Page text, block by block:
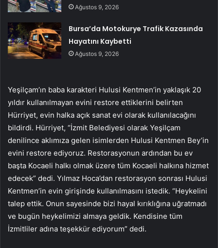
Ağustos 9, 2026
Bursa’da Motokurye Trafik Kazasında
Hayatını Kaybetti
Ağustos 9, 2026
Yeşilçam’ın baba karakteri Hulusi Kentmen’in yaklaşık 20
yıldır kullanılmayan evini restore ettiklerini belirten
Hürriyet, evin halka açık sanat evi olarak kullanılacağını
bildirdi. Hürriyet, “İzmit Belediyesi olarak Yeşilçam
denilince aklımıza gelen isimlerden Hulusi Kentmen Bey’in
evini restore ediyoruz. Restorasyonun ardından bu ev
başta Kocaeli halkı olmak üzere tüm Kocaeli halkına hizmet
edecek” dedi. Yılmaz Hoca’dan restorasyon sonrası Hulusi
Kentmen’in evin girişinde kullanılmasını istedik. “Heykelini
talep ettik. Onun sayesinde bizi hayal kırıklığına uğratmadı
ve bugün heykelimizi almaya geldik. Kendisine tüm
İzmitliler adına teşekkür ediyorum” dedi.